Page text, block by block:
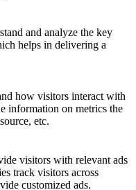
and analyze the key
helps in delivering a
how visitors interact with
information on metrics the
etc.
visitors with relevant ads
track visitors across
customized ads.